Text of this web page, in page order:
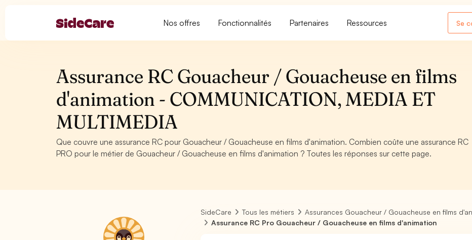
Nos offres Fonctionnalités Partenaires Ressources Se
Assurance RC Gouacheur / Gouacheuse en films
d'animation - COMMUNICATION, MEDIA ET
MULTIMEDIA
Que couvre une assurance RC pour Gouacheur / Gouacheuse en films d'animation. Combien coûte une assurance RC
PRO pour le métier de Gouacheur / Gouacheuse en films d'animation ? Toutes les réponses sur cette page.
SideCare Tous les métiers
Assurances Gouacheur / Gouacheuse en films
Assurance RC Pro Gouacheur / Gouacheuse en films d'animation